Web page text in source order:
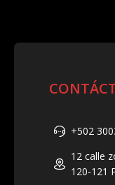
+502
12 calle
120-121